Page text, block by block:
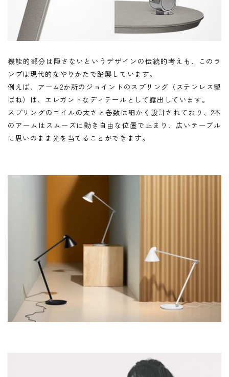
機能的部分は隠さないというデザインの伝統的考えも、このラ
ンプは現代的なやりかたで踏襲しています。
例えば、アーム2か所のジョイントのスプリング（ステンレス製
ばね）は、エレガントなディテールとして露出しています。
スプリングのコイルの太さと巻数は細かく設計されており、2本
のアームはスムーズに動き自由な位置で止まり、広いテーブル
に思いのまま光を当てることができます。